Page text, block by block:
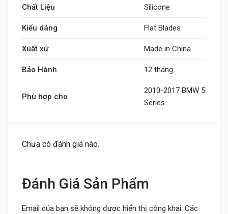
Chất Liệu Silicone
Kiểu dáng Flat Blades
Xuất xứ Made in China
Bảo Hành 12 tháng
Phù hợp cho
2010-2017 BMW 5
Series
Chưa có đánh giá nào.
Đánh Giá Sản Phẩm
Email của bạn sẽ không được hiển thị công khai. Các